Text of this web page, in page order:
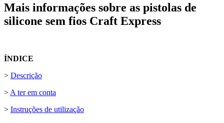
Mais informações sobre as pistolas de
silicone sem fios Craft Express
ÍNDICE
> Descrição
>A ter em conta
> Instruções de utilização